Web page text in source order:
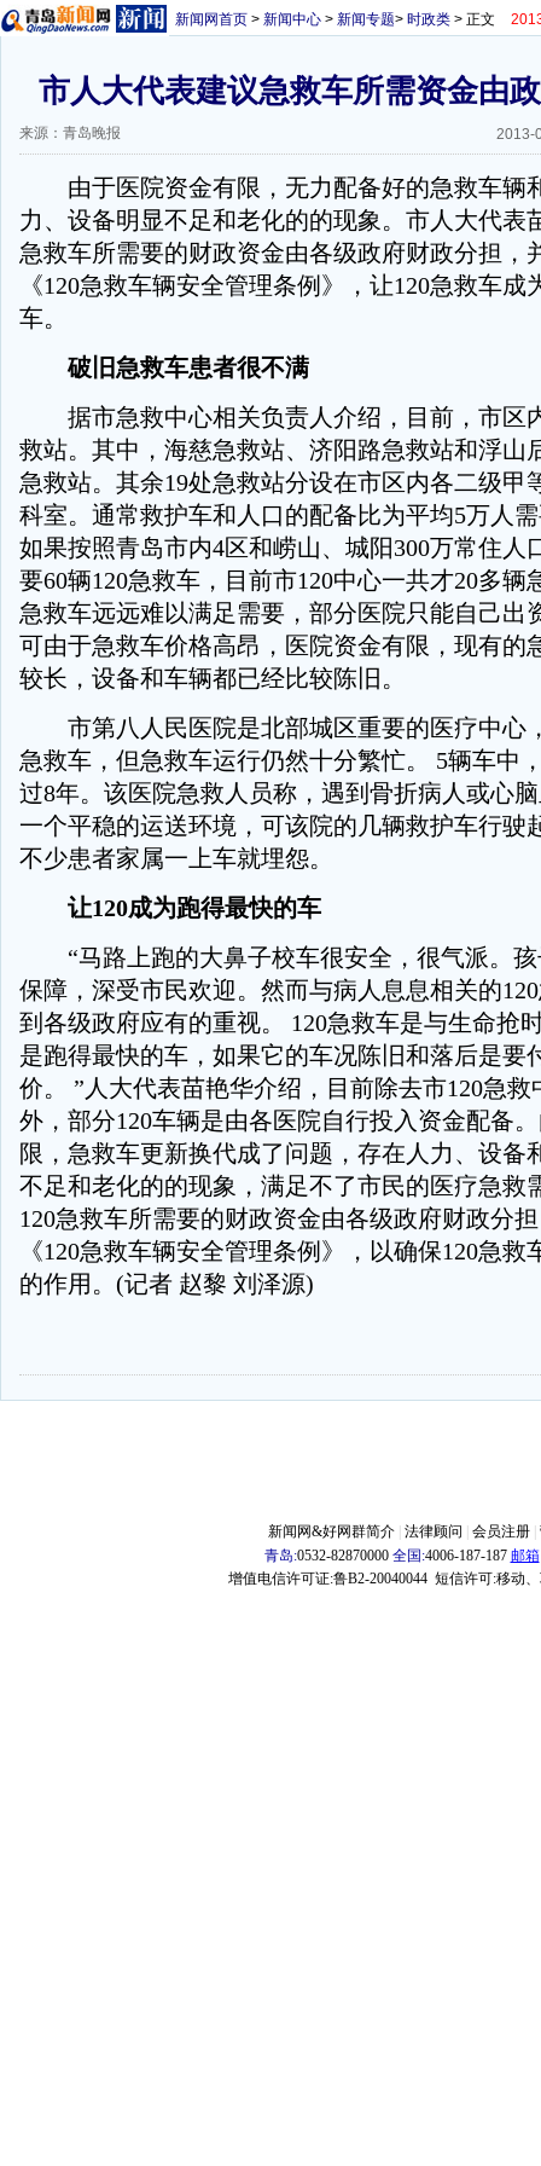
新闻网首页 > 新闻中心 > 新闻专题> 时政类 > 正文
市人大代表建议急救车所需资金由
来源：青岛晚报 2013-
由于医院资金有限，无力配备好的急救车辆
力、设备明显不足和老化的的现象。市人大代表
急救车所需要的财政资金由各级政府财政分担，
《120急救车辆安全管理条例》，让120急救车成
车。
破旧急救车患者很不满
据市急救中心相关负责人介绍，目前，市区
救站。其中，海慈急救站、济阳路急救站和浮山
急救站。其余19处急救站分设在市区内各二级甲
科室。通常救护车和人口的配备比为平均5万人
如果按照青岛市内4区和崂山、城阳300万常住人
要60辆120急救车，目前市120中心一共才20多辆
急救车远远难以满足需要，部分医院只能自己出
可由于急救车价格高昂，医院资金有限，现有的
较长，设备和车辆都已经比较陈旧。
市第八人民医院是北部城区重要的医疗中心
急救车，但急救车运行仍然十分繁忙。 5辆车中
过8年。该医院急救人员称，遇到骨折病人或心
一个平稳的运送环境，可该院的几辆救护车行驶
不少患者家属一上车就埋怨。
让120成为跑得最快的车
“马路上跑的大鼻子校车很安全，很气派。孩
保障，深受市民欢迎。然而与病人息息相关的
到各级政府应有的重视。 120急救车是与生命抢
是跑得最快的车，如果它的车况陈旧和落后是要
价。 ”人大代表苗艳华介绍，目前除去市120急救
外，部分120车辆是由各医院自行投入资金配备
限，急救车更新换代成了问题，存在人力、设备
不足和老化的的现象，满足不了市民的医疗急救
120急救车所需要的财政资金由各级政府财政分
《120急救车辆安全管理条例》，以确保120急救
的作用。(记者 赵黎 刘泽源)
-